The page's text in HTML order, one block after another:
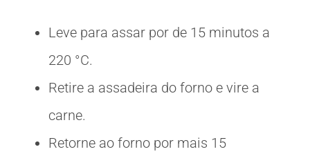
Leve para assar por de 15 minutos a
220 °C.
Retire a assadeira do forno e vire a
carne.
Retorne ao forno por mais 15